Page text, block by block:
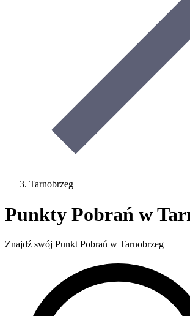
Tarnobrzeg
Punkty Pobrań w
Znajdź swój Punkt Pobrań w Tarnobrzeg